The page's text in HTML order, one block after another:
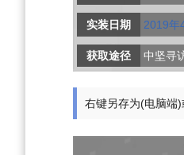
实装日期 2019年
获取途径 中坚寻
右键另存为(电脑端)